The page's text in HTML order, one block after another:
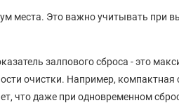
места. Это важно учитывать при
залпового сброса - это
очистки. Например, компактная
что даже при одновременном